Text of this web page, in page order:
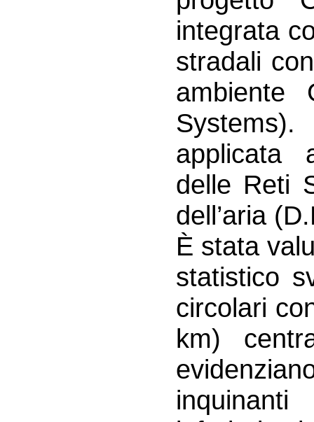
integrata
stradali
ambiente
applicata
delle Reti
dell’aria
È stata
statistico
circolari
km)